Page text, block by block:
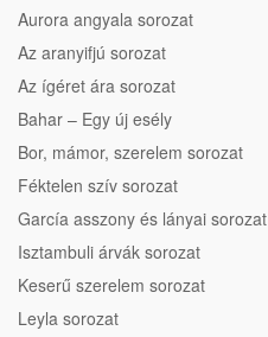
Aurora angyala sorozat
Az aranyifjú sorozat
Az ígéret ára sorozat
Bahar – Egy új esély
Bor, mámor, szerelem sorozat
Féktelen szív sorozat
García asszony és lányai sorozat
Isztambuli árvák sorozat
Keserű szerelem sorozat
Leyla sorozat